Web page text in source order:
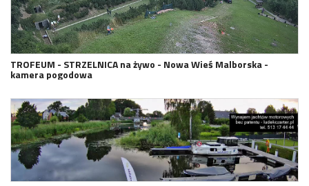
TROFEUM - STRZELNICA na żywo - Nowa Wieś Malborska -
kamera pogodowa